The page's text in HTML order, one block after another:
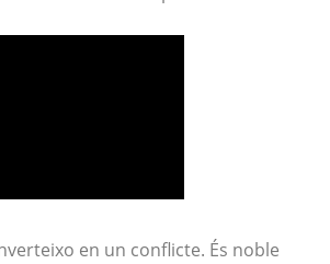
en un conflicte. És noble